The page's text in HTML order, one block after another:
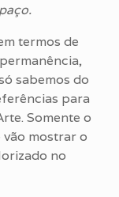
termos de
sabemos do
para
Somente o
vão mostrar o
no